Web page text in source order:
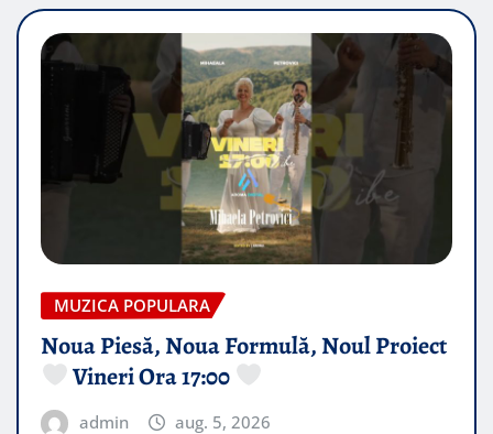
MUZICA POPULARA
Noua Piesă, Noua Formulă, Noul Proiect
Vineri Ora 17:00
admin aug. 5, 2026